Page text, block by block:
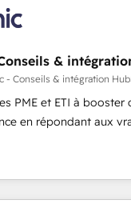
let’s talk.
with over 15 years in
a track record that
one operating model,
consulting teams in
France, Belgium,
and 175+
&
- Conseils & intégration
PME et ETI à booster
en répondant aux
avec d’autres
un
• Amélioration de la
des données